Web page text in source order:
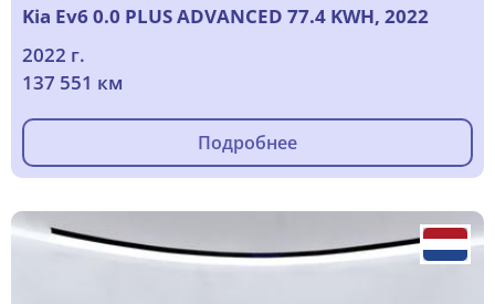
Kia Ev6 0.0 PLUS ADVANCED 77.4 KWH, 2022
2022 г.
137 551 км
Подробнее